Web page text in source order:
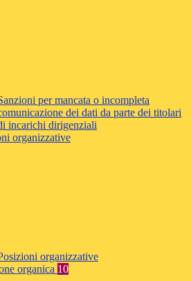
per mancata o incompleta
dei dati da parte dei titolari
incarichi dirigenziali
organizzative
organizzative
organica 10